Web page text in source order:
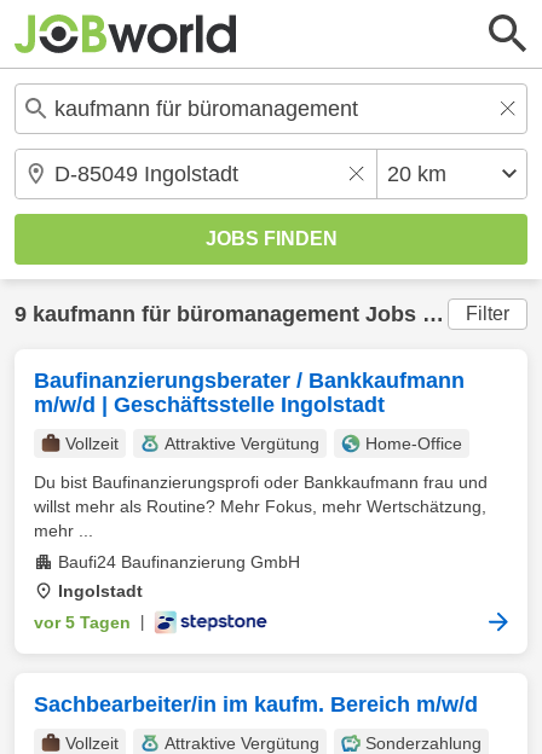
9 kaufmann für büromanagement Jobs in Filter
Baufinanzierungsberater / Bankkaufmann
m/w/d | Geschäftsstelle Ingolstadt
Vollzeit Attraktive Vergütung
Home-Office
Du bist Baufinanzierungsprofi oder Bankkaufmann frau und
willst mehr als Routine? Mehr Fokus, mehr Wertschätzung,
mehr ...
Baufi24 Baufinanzierung GmbH
Ingolstadt
vor 5 Tagen
Sachbearbeiter/in im kaufm. Bereich m/w/d
Vollzeit Attraktive Vergütung
Sonderzahlung